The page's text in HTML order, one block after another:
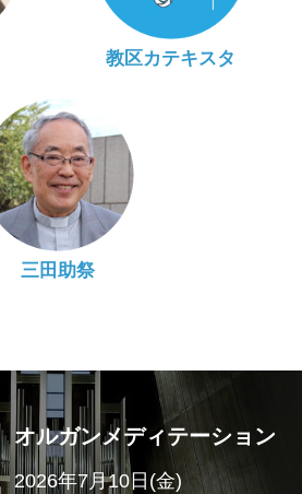
教区カテキスタ
三田助祭
オルガンメディテーション
2026年7月10日(金)